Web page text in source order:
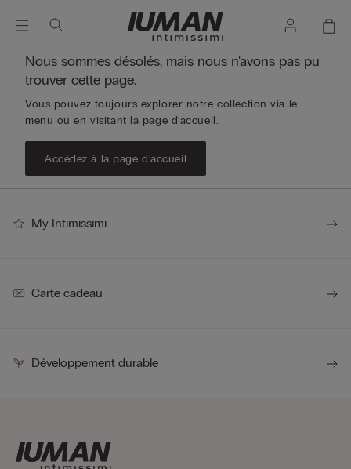
Nous sommes désolés, mais nous n'avons pas pu
trouver cette page.
Vous pouvez toujours explorer notre collection via le
menu ou en visitant la page d’accueil.
Accédez à la page d’accueil
My Intimissimi
Carte cadeau
Développement durable